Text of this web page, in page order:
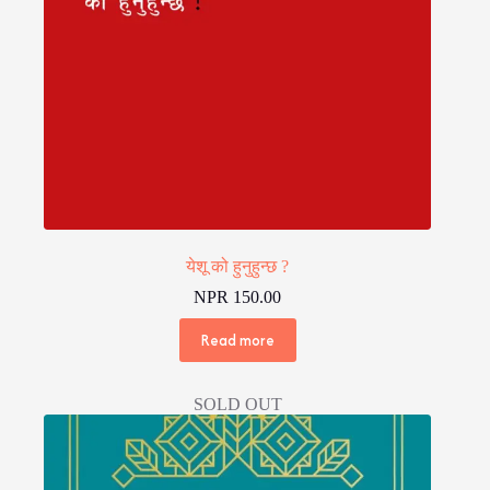
येशू को हुनुहुन्छ ?
NPR 150.00
Read more
SOLD OUT